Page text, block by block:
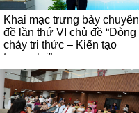
Khai mạc trưng bày chuyên
đề lần thứ VI chủ đề “Dòng
chảy tri thức – Kiến tạo
tương lai”